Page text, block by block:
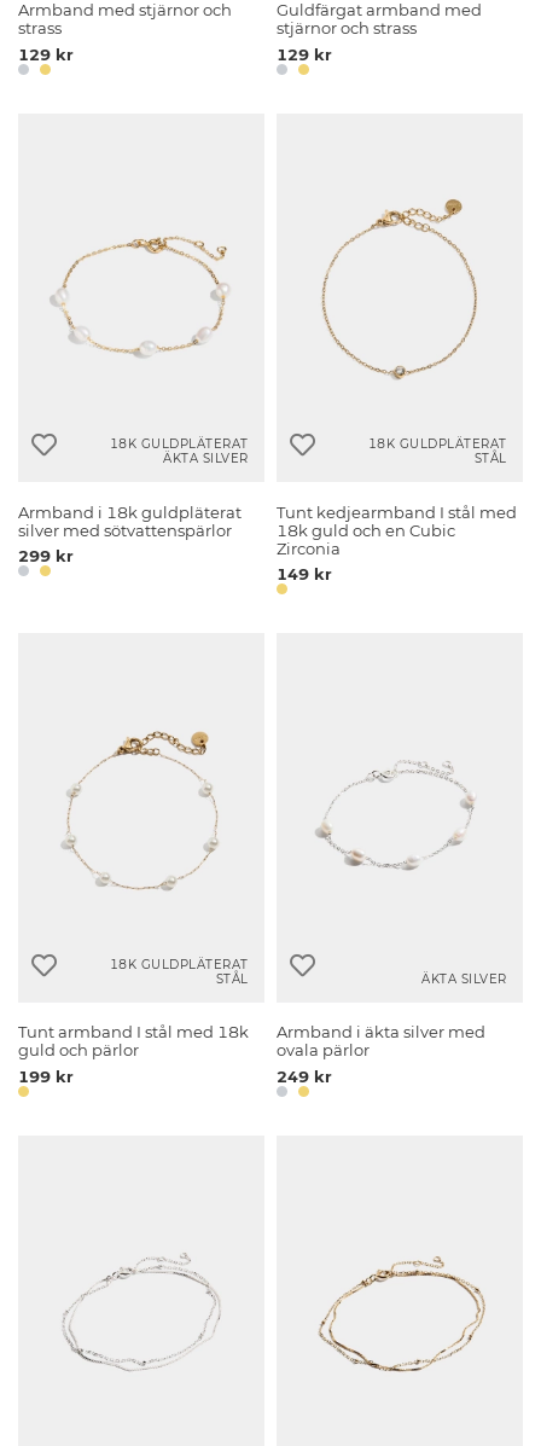
Armband med stjärnor och
strass
129 kr
Guldfärgat armband med
stjärnor och strass
129 kr
18K GULDPLÄTERAT
ÄKTA SILVER
Armband i 18k guldpläterat
silver med sötvattenspärlor
299 kr
18K GULDPLÄTERAT
STÅL
Tunt kedjearmband I stål med
18k guld och en Cubic
Zirconia
149 kr
18K GULDPLÄTERAT
STÅL
Tunt armband I stål med 18k
guld och pärlor
199 kr
ÄKTA SILVER
Armband i äkta silver med
ovala pärlor
249 kr